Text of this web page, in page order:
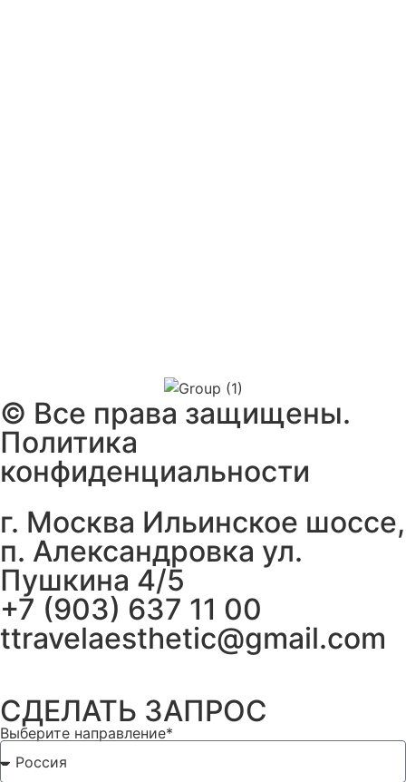
©️ Все права защищены.
Политика
конфиденциальности
г. Москва Ильинское шоссе,
п. Александровка ул.
Пушкина 4/5
+7 (903) 637 11 00
ttravelaesthetic@gmail.com
СДЕЛАТЬ ЗАПРОС
Выберите направление*